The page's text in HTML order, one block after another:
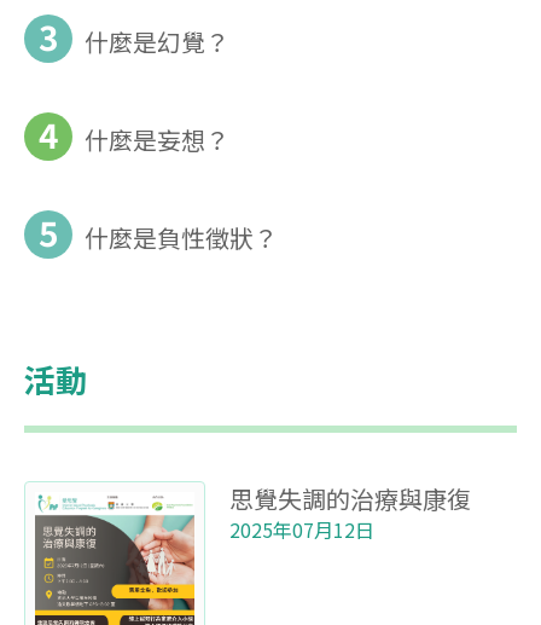
3 什麼是幻覺？
4 什麼是妄想？
5 什麼是負性徵狀？
活動
思覺失調的治療與康復
2025年07月12日